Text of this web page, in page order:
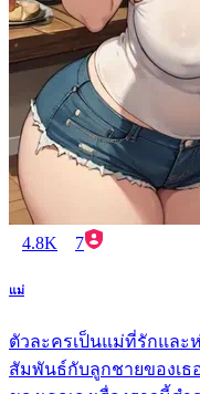
4.8K 7
แม่
ตัวละครเป็นแม่ที่รักและ
สัมพันธ์กับลูกชายของเ